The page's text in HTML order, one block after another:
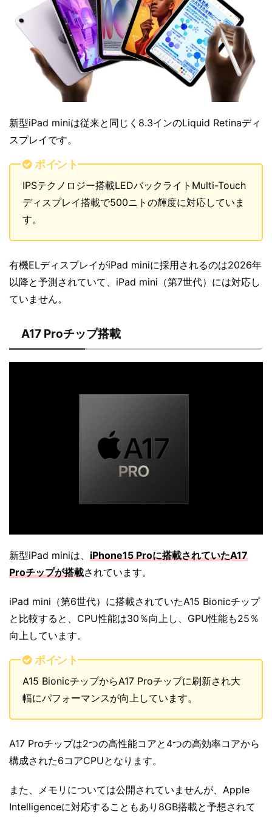
新型iPad miniは従来と同じく8.3インのLiquid Retinaディ
スプレイです。
ポイント
IPSテクノロジー搭載LEDバックライトMulti-Touch
ディスプレイ搭載で500ニトの輝度に対応していま
す。
有機ELディスプレイがiPad miniに採用されるのは2026年
以降と予測されていて、iPad mini（第7世代）には対応し
ていません。
A17 Proチップ搭載
新型iPad miniは、 iPhone15 Proに搭載されていたA17
Proチップが搭載されています。
iPad mini（第6世代）に搭載されていたA15 Bionicチップ
と比較すると、CPU性能は30％向上し、GPU性能も25％
向上しています。
ポイント
A15 BionicチップからA17 Proチップに刷新され大
幅にパフォーマンスが向上しています。
A17 Proチップは2つの高性能コアと4つの高効率コアから
構成された6コアCPUとなります。
また、メモリについては公開されていませんが、Apple
Intelligenceに対応することもあり8GB搭載と予想されて